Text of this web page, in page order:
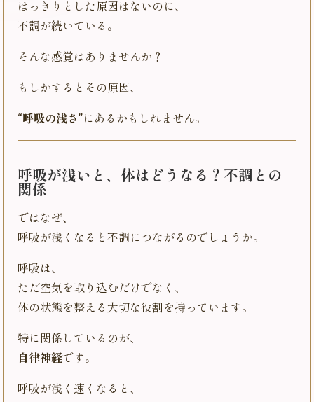
はっきりとした原因はないのに、
不調が続いている。
そんな感覚はありませんか？
もしかするとその原因、
“呼吸の浅さ”にあるかもしれません。
呼吸が浅いと、体はどうなる？不調との
関係
ではなぜ、
呼吸が浅くなると不調につながるのでしょうか。
呼吸は、
ただ空気を取り込むだけでなく、
体の状態を整える大切な役割を持っています。
特に関係しているのが、
自律神経です。
呼吸が浅く速くなると、